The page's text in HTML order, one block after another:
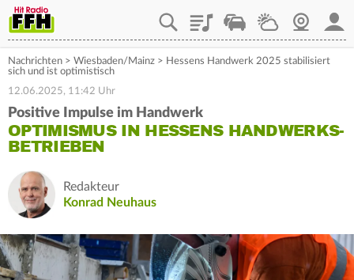
PlaylistStaupilotWetterWebcam
Nachrichten > Wiesbaden/Mainz > Hessens Handwerk 2025 stabilisiert
sich und ist optimistisch
12.06.2025, 11:42 Uhr
Positive Impulse im Handwerk
OPTIMISMUS IN HESSENS HANDWERKS-
BETRIEBEN
Redakteur
Konrad Neuhaus